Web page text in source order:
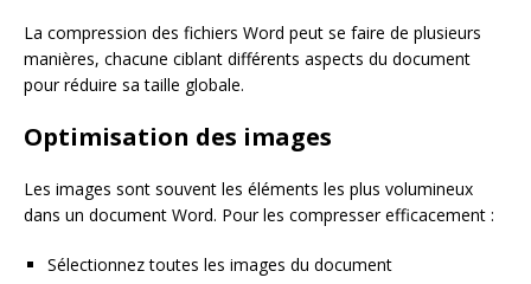
La compression des fichiers Word peut se faire de plusieurs
manières, chacune ciblant différents aspects du document
pour réduire sa taille globale.
Optimisation des images
Les images sont souvent les éléments les plus volumineux
dans un document Word. Pour les compresser efficacement :
Sélectionnez toutes les images du document